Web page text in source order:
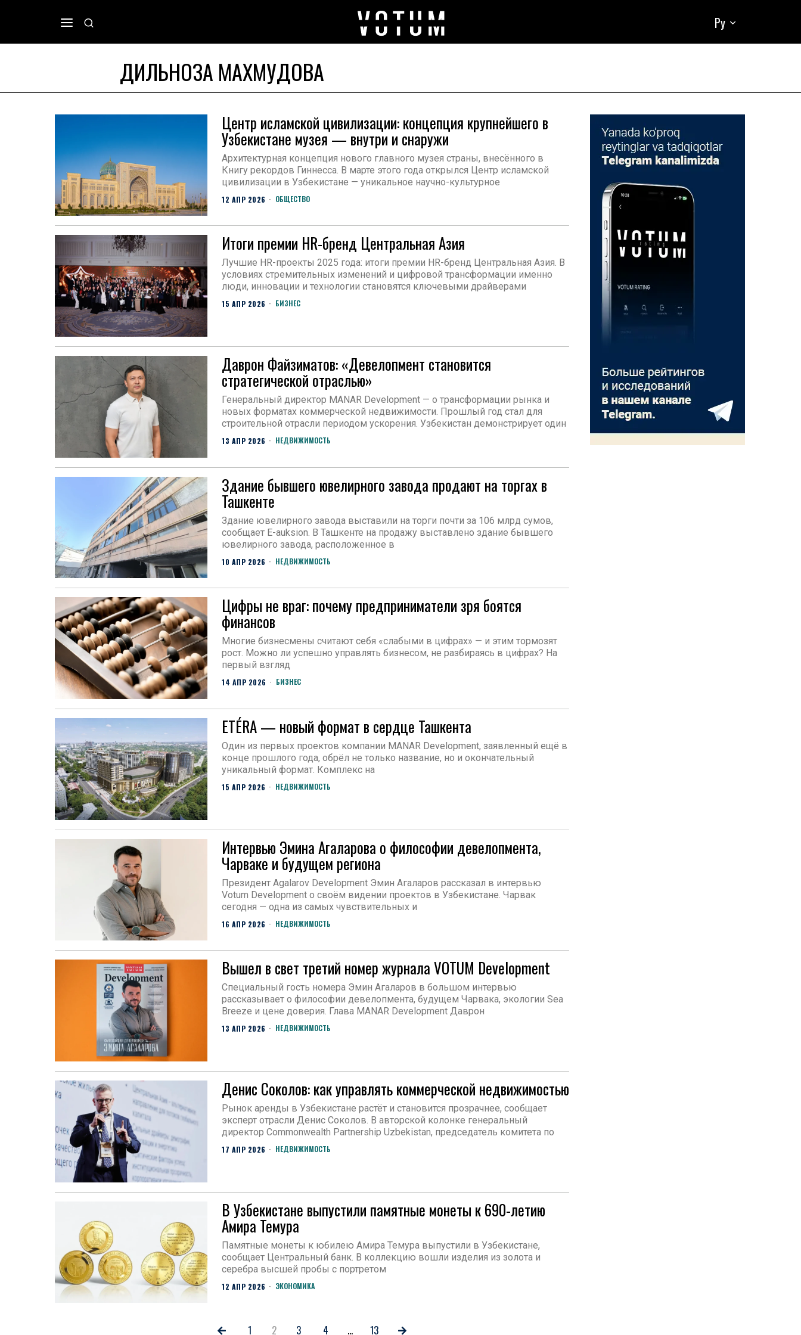
Ру
ДИЛЬНОЗА МАХМУДОВА
Центр исламской цивилизации: концепция крупнейшего в
Узбекистане музея — внутри и снаружи
Архитектурная концепция нового главного музея страны, внесённого в
Книгу рекордов Гиннесса. В марте этого года открылся Центр исламской
цивилизации в Узбекистане — уникальное научно-культурное
12 АПР 2026 ОБЩЕСТВО
Итоги премии HR-бренд Центральная Азия
Лучшие HR-проекты 2025 года: итоги премии HR-бренд Центральная Азия. В
условиях стремительных изменений и цифровой трансформации именно
люди, инновации и технологии становятся ключевыми драйверами
15 АПР 2026 БИЗНЕС
Даврон Файзиматов: «Девелопмент становится
стратегической отраслью»
Генеральный директор MANAR Development — о трансформации рынка и
новых форматах коммерческой недвижимости. Прошлый год стал для
строительной отрасли периодом ускорения. Узбекистан демонстрирует один
13 АПР 2026 НЕДВИЖИМОСТЬ
Здание бывшего ювелирного завода продают на торгах в
Ташкенте
Здание ювелирного завода выставили на торги почти за 106 млрд сумов,
сообщает E-auksion. В Ташкенте на продажу выставлено здание бывшего
ювелирного завода, расположенное в
10 АПР 2026 НЕДВИЖИМОСТЬ
Цифры не враг: почему предприниматели зря боятся
финансов
Многие бизнесмены считают себя «слабыми в цифрах» — и этим тормозят
рост. Можно ли успешно управлять бизнесом, не разбираясь в цифрах? На
первый взгляд
14 АПР 2026 БИЗНЕС
ETÉRA — новый формат в сердце Ташкента
Один из первых проектов компании MANAR Development, заявленный ещё в
конце прошлого года, обрёл не только название, но и окончательный
уникальный формат. Комплекс на
15 АПР 2026 НЕДВИЖИМОСТЬ
Интервью Эмина Агаларова о философии девелопмента,
Чарваке и будущем региона
Президент Agalarov Development Эмин Агаларов рассказал в интервью
Votum Development о своём видении проектов в Узбекистане. Чарвак
сегодня — одна из самых чувствительных и
16 АПР 2026 НЕДВИЖИМОСТЬ
Вышел в свет третий номер журнала VOTUM Development
Специальный гость номера Эмин Агаларов в большом интервью
рассказывает о философии девелопмента, будущем Чарвака, экологии Sea
Breeze и цене доверия. Глава MANAR Development Даврон
13 АПР 2026 НЕДВИЖИМОСТЬ
Денис Соколов: как управлять коммерческой недвижимостью
Рынок аренды в Узбекистане растёт и становится прозрачнее, сообщает
эксперт отрасли Денис Соколов. В авторской колонке генеральный
директор Commonwealth Partnership Uzbekistan, председатель комитета по
17 АПР 2026 НЕДВИЖИМОСТЬ
В Узбекистане выпустили памятные монеты к 690-летию
Амира Темура
Памятные монеты к юбилею Амира Темура выпустили в Узбекистане,
сообщает Центральный банк. В коллекцию вошли изделия из золота и
серебра высшей пробы с портретом
12 АПР 2026 ЭКОНОМИКА
1 2 3 4 … 13